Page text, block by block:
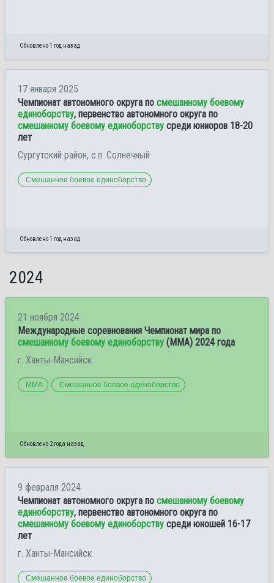
Обновлено 1 год назад
17 января 2025
Чемпионат автономного округа по смешанному боевому
единоборству, первенство автономного округа по
смешанному боевому единоборству среди юниоров 18-20
лет
Сургутский район, с.п. Солнечный
Смешанное боевое единоборство
Обновлено 1 год назад
2024
21 ноября 2024
Международные соревнования Чемпионат мира по
смешанному боевому единоборству (ММА) 2024 года
г. Ханты-Мансийск
ММА Смешанное боевое единоборство
Обновлено 2 года назад
9 февраля 2024
Чемпионат автономного округа по смешанному боевому
единоборству, первенство автономного округа по
смешанному боевому единоборству среди юношей 16-17
лет
г. Ханты-Мансийск
Смешанное боевое единоборство